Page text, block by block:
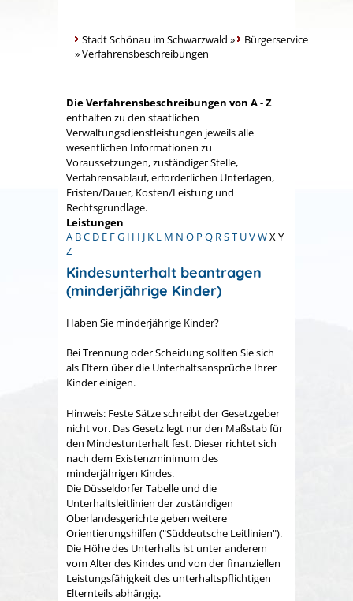
Stadt Schönau im Schwarzwald »
Bürgerservice
»Verfahrensbeschreibungen
Die Verfahrensbeschreibungen von A - Z
enthalten zu den staatlichen
Verwaltungsdienstleistungen jeweils alle
wesentlichen Informationen zu
Voraussetzungen, zuständiger Stelle,
Verfahrensablauf, erforderlichen Unterlagen,
Fristen/Dauer, Kosten/Leistung und
Rechtsgrundlage.
Leistungen
A BC D E FG H I J K L M N O P Q RST UVWX Y
Z
Kindesunterhalt beantragen
(minderjährige Kinder)
Haben Sie minderjährige Kinder?
Bei Trennung oder Scheidung sollten Sie sich
als Eltern über die Unterhaltsansprüche Ihrer
Kinder einigen.
Hinweis: Feste Sätze schreibt der Gesetzgeber
nicht vor. Das Gesetz legt nurden Maßstab für
den Mindestunterhalt fest. Dieser richtetsich
nach dem Existenzminimum des
minderjährigen Kindes.
Die Düsseldorfer Tabelle und die
Unterhaltsleitlinien der zuständigen
Oberlandesgerichte geben weitere
Orientierungshilfen ("Süddeutsche Leitlinien").
Die Höhe des Unterhalts ist unter anderem
vom Alter des Kindes und von der finanziellen
Leistungsfähigkeit des unterhaltspflichtigen
Elternteils abhängig.